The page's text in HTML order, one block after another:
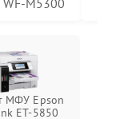
WF-M5300
МФУ Epson
ET-5850